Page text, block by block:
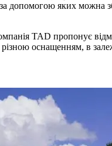
допомогою яких
TAD пропонує
оснащенням, в